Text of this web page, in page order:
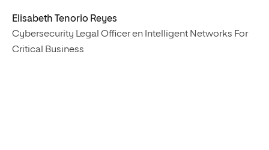
Elisabeth Tenorio Reyes
Cybersecurity Legal Officer en Intelligent Networks For
Critical Business